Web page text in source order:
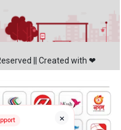
|| Created with ❤
×